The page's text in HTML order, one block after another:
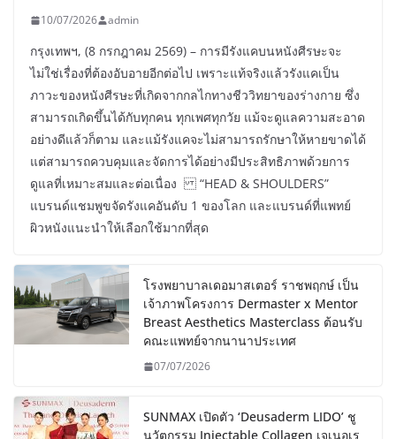
10/07/2026 admin
กรุงเทพฯ, (8 กรกฎาคม 2569) – การมีรังแคบนหนังศีรษะจะ
ไม่ใช่เรื่องที่ต้องอับอายอีกต่อไป เพราะแท้จริงแล้วรังแคเป็น
ภาวะของหนังศีรษะที่เกิดจากกลไกทางชีววิทยาของร่างกาย ซึ่ง
สามารถเกิดขึ้นได้กับทุกคน ทุกเพศทุกวัย แม้จะดูแลความสะอาด
อย่างดีแล้วก็ตาม และแม้รังแคจะไม่สามารถรักษาให้หายขาดได้
แต่สามารถควบคุมและจัดการได้อย่างมีประสิทธิภาพด้วยการ
ดูแลที่เหมาะสมและต่อเนื่อง “HEAD & SHOULDERS”
แบรนด์แชมพูขจัดรังแคอันดับ 1 ของโลก และแบรนด์ที่แพทย์
ผิวหนังแนะนำให้เลือกใช้มากที่สุด
โรงพยาบาลเดอมาสเตอร์ ราชพฤกษ์ เป็น
เจ้าภาพโครงการ Dermaster x Mentor
Breast Aesthetics Masterclass ต้อนรับ
คณะแพทย์จากนานาประเทศ
07/07/2026
SUNMAX เปิดตัว ‘Deusaderm LIDO’ ชู
นวัตกรรม Injectable Collagen เจเนอเร